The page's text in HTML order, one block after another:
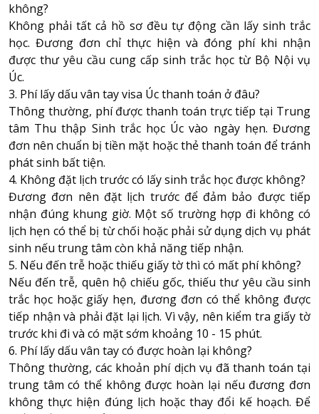
không?
Không phải tất cả hồ sơ đều tự động cần lấy sinh trắc
học. Đương đơn chỉ thực hiện và đóng phí khi nhận
được thư yêu cầu cung cấp sinh trắc học từ Bộ Nội vụ
Úc.
3. Phí lấy dấu vân tay visa Úc thanh toán ở đâu?
Thông thường, phí được thanh toán trực tiếp tại Trung
tâm Thu thập Sinh trắc học Úc vào ngày hẹn. Đương
đơn nên chuẩn bị tiền mặt hoặc thẻ thanh toán để tránh
phát sinh bất tiện.
4. Không đặt lịch trước có lấy sinh trắc học được không?
Đương đơn nên đặt lịch trước để đảm bảo được tiếp
nhận đúng khung giờ. Một số trường hợp đi không có
lịch hẹn có thể bị từ chối hoặc phải sử dụng dịch vụ phát
sinh nếu trung tâm còn khả năng tiếp nhận.
5. Nếu đến trễ hoặc thiếu giấy tờ thì có mất phí không?
Nếu đến trễ, quên hộ chiếu gốc, thiếu thư yêu cầu sinh
trắc học hoặc giấy hẹn, đương đơn có thể không được
tiếp nhận và phải đặt lại lịch. Vì vậy, nên kiểm tra giấy tờ
trước khi đi và có mặt sớm khoảng 10 - 15 phút.
6. Phí lấy dấu vân tay có được hoàn lại không?
Thông thường, các khoản phí dịch vụ đã thanh toán tại
trung tâm có thể không được hoàn lại nếu đương đơn
không thực hiện đúng lịch hoặc thay đổi kế hoạch. Để